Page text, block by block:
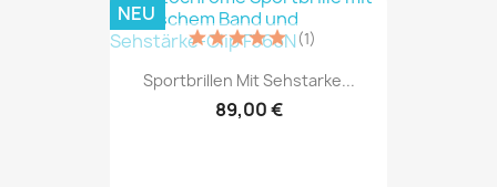
Sportbrillen Mit Sehstarke...
89,00 €
(1)
NEU